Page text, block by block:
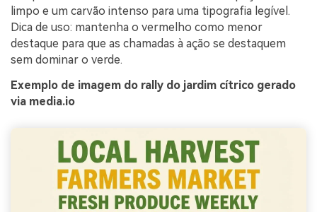
limpo e um carvão intenso para uma tipografia legível.
Dica de uso: mantenha o vermelho como menor
destaque para que as chamadas à ação se destaquem
sem dominar o verde.
Exemplo de imagem do rally do jardim cítrico gerado
via media.io